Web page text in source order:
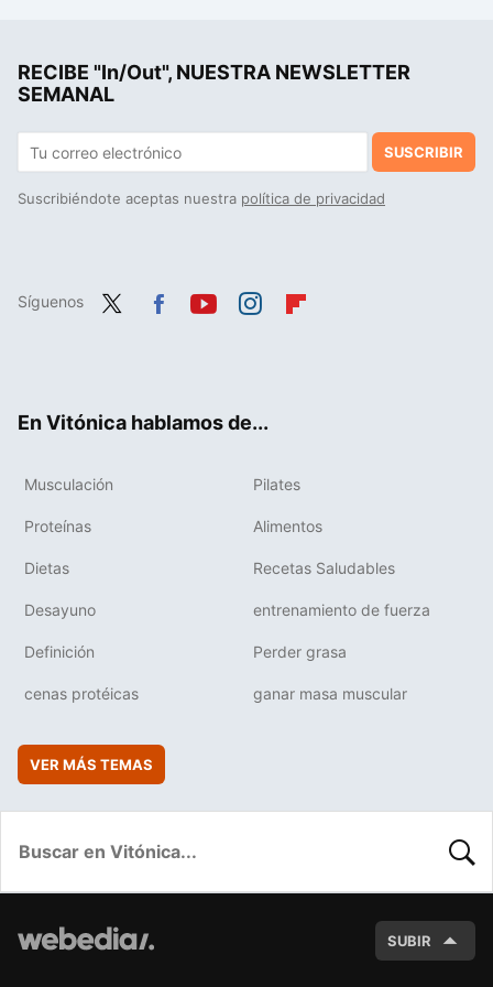
RECIBE "In/Out", NUESTRA NEWSLETTER
SEMANAL
SUSCRIBIR
Suscribiéndote aceptas nuestra política de privacidad
Síguenos
En Vitónica hablamos de...
Musculación Pilates
Proteínas Alimentos
Dietas Recetas Saludables
Desayuno entrenamiento de fuerza
Definición Perder grasa
cenas protéicas ganar masa muscular
VER MÁS TEMAS
SUBIR